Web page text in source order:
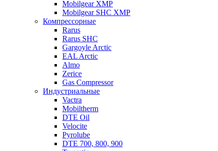
Mobilgear XMP
Mobilgear SHC XMP
Компрессорные
Rarus
Rarus SHC
Gargoyle Arctic
EAL Arctic
Almo
Zerice
Gas Compressor
Индустриальные
Vactra
Mobiltherm
DTE Oil
Velocite
Pyrolube
DTE 700, 800, 900